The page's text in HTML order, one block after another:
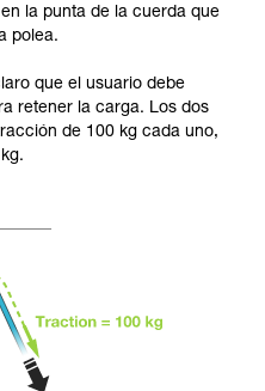
relacionadas con
la punta de la cuerda que
polea.
que el usuario debe
retener la carga. Los dos
de 100 kg cada uno,